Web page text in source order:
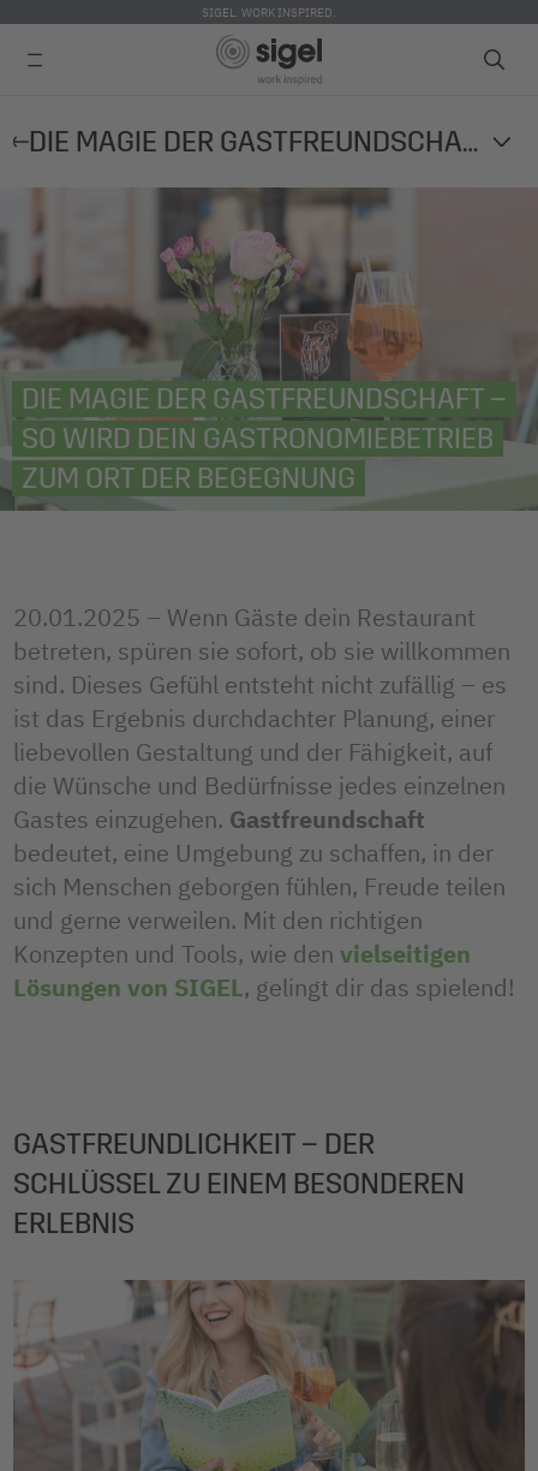
zum
SIGEL. WORK INSPIRED.
DIE MAGIE DER GASTFREUNDSCHAFT – SO WIRD DEIN GASTRONOMIEBETRIEB ZUM ORT DER BEGEGNUNG
DIE MAGIE DER GASTFREUNDSCHAFT –
SO WIRD DEIN GASTRONOMIEBETRIEB
ZUM ORT DER BEGEGNUNG
20.01.2025 – Wenn Gäste dein Restaurant
betreten, spüren sie sofort, ob sie willkommen
sind. Dieses Gefühl entsteht nicht zufällig – es
ist das Ergebnis durchdachter Planung, einer
liebevollen Gestaltung und der Fähigkeit, auf
die Wünsche und Bedürfnisse jedes einzelnen
Gastes einzugehen. Gastfreundschaft
bedeutet, eine Umgebung zu schaffen, in der
sich Menschen geborgen fühlen, Freude teilen
und gerne verweilen. Mit den richtigen
Konzepten und Tools, wie den vielseitigen
Lösungen von SIGEL, gelingt dir das spielend!
GASTFREUNDLICHKEIT – DER
SCHLÜSSEL ZU EINEM BESONDEREN
ERLEBNIS